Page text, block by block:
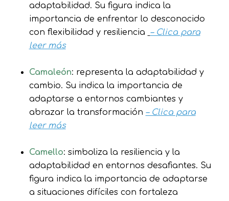
adaptabilidad. Su figura indica la
importancia de enfrentar lo desconocido
con flexibilidad y resiliencia
– Clica para
leer más
Camaleón: representa la adaptabilidad y
cambio. Su indica la importancia de
adaptarse a entornos cambiantes y
abrazar la transformación – Clica para
leer más
Camello: simboliza la resiliencia y la
adaptabilidad en entornos desafiantes. Su
figura indica la importancia de adaptarse
a situaciones difíciles con fortaleza